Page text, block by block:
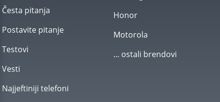
Česta pitanja
Postavite pitanje
Testovi
Vesti
Najjeftiniji telefoni
Honor
Motorola
... ostali brendovi